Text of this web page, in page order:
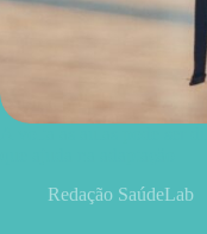
Redação SaúdeLab